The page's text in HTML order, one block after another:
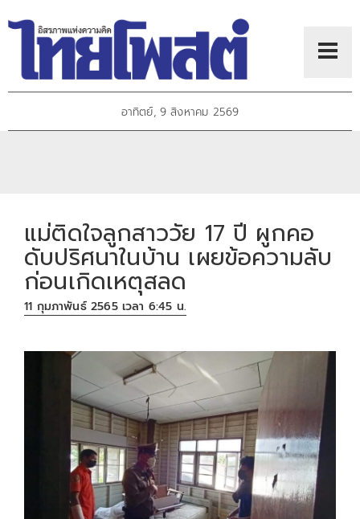
อาทิตย์, 9 สิงหาคม 2569
แม่ติดใจลูกสาววัย 17 ปี ผูกคอ
ดับปริศนาในบ้าน เผยข้อความลับ
ก่อนเกิดเหตุสลด
11 กุมภาพันธ์ 2565 เวลา 6:45 น.